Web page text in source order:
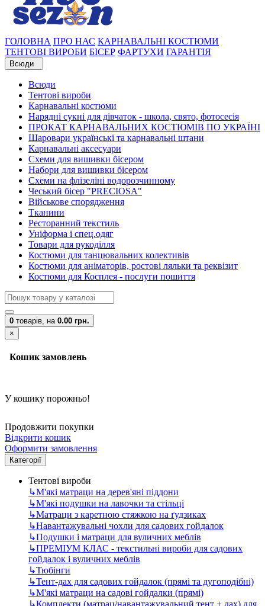
ГОЛОВНА ПРО НАС КАРНАВАЛЬНІ КОСТЮМИ
ТЕНТОВІ ВИРОБИ БІСЕР ФАРТУХИ ГАРАНТІЯ
Всюди
Всюди
Тентові вироби
Карнавальні костюми
Нарядні сукні для дівчаток - школа, свято, фотосесія
ПРОКАТ КАРНАВАЛЬНИХ КОСТЮМІВ ПО УКРАЇНІ
Шаровари українські та карнавальні штани
Карнавальні аксесуари
Схеми для вишивки бісером
Набори для вишивки бісером
Схеми на флізеліні водорозчинному
Чеський бісер "PRECIOSA"
Військове спорядження
Тканини
Ресторанний текстиль
Уніформа і спец.одяг
Товари для рукоділля
Костюми для танцювальних колективів
Костюми для аніматорів, ростові ляльки та реквізит
Костюми для Косплея - послуги пошиття
0 товарів, на 0.00 грн.
×
Кошик замовлень
У кошику порожньо!
Продовжити покупки
Відкрити кошик
Оформити замовлення
Категорії
Тентові вироби
↳М'які матраци на дерев'яні піддони
↳М'які подушки на лавочки та стільці
↳Матраци з каретною стяжкою на ґудзиках
↳Навантажувальні чохли для садових гойдалок
↳Подушки і матраци для вуличних меблів
↳ПРЕМІУМ КЛАС - текстильні вироби для садових
гойдалок і вуличних меблів
↳Тюбінги
↳Тент-дах для садових гойдалок (прямі та дугоподібні)
↳М'які матраци на садові гойдалки (прямі)
↳Комплекти (матрац/навантажувальний тент + дах) для